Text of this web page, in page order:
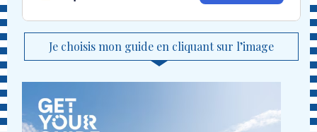
Je choisis mon guide en cliquant sur l’image